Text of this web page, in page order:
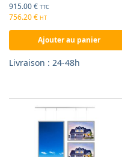
915.00€ TTC
756.20€ HT
Ajouter au panier
Livraison : 24-48h